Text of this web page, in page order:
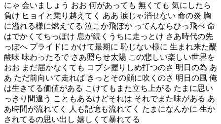
にゃ 会いましょう おお 何があっても 無くても 気にしたら
負け ヒョイと乗り越えてく ああ 涙じゃ消せない 命の炎 胸
に溢れる様に燃えてる 泣こか飛ぼか ってんならひっ飛べ 命
はでかくてちっぽけ 息が続くうちに走っとけ さあ時代の先
っぽへ プライドに かけて最期に 恥じない様に 生まれ来た醍
醐味 味わったるで さあ照らせ太陽 この悲しい楽しい世界を
おお まだ届かなくても コブシ握りしめ打つのさ 明日の為 あ
あ ただ前向いて走れば きっとその顔に吹くのさ 明日の風 俺
は生きてる価値がある こけてもまた立ち上がる たまに思い
っきり間違う こともあるけどそれは それでまた味がある あ
あ時間が流れてく 人も記憶も流れてく たまになんかに 生か
されてるの思い出し 嬉しくて暴れてる